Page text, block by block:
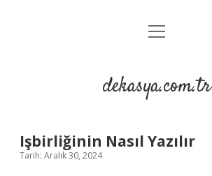
Anasayfa
Yasal Uyarı
menüyü
dekasya.com.tr
Işbirliğinin Nasıl Yazılır
Tarih: Aralık 30, 2024